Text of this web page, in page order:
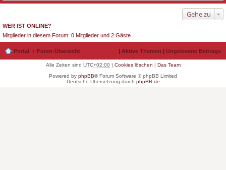
Gehe zu
WER IST ONLINE?
Mitglieder in diesem Forum: 0 Mitglieder und 2 Gäste
Portal Foren-Übersicht | Aktive Themen | Ungelesene Beiträge
Alle Zeiten sind UTC+02:00| Cookies löschen | Das Team
Powered by phpBB® Forum Software © phpBB Limited
Deutsche Übersetzung durch phpBB.de